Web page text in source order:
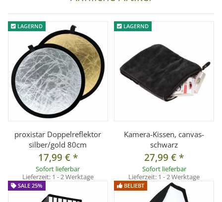
LAGERND
proxistar Doppelreflektor
silber/gold 80cm
17,99 €*
Sofort lieferbar
Lieferzeit: 1 - 2 Werktage
LAGERND
Kamera-Kissen, canvas-
schwarz
27,99 €*
Sofort lieferbar
Lieferzeit: 1 - 2 Werktage
SALE 25% BELIEBT